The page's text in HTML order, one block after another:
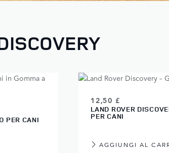
PER CANI
12,50 £
LAND ROVER
PER CANI
AGGIUNGI AL